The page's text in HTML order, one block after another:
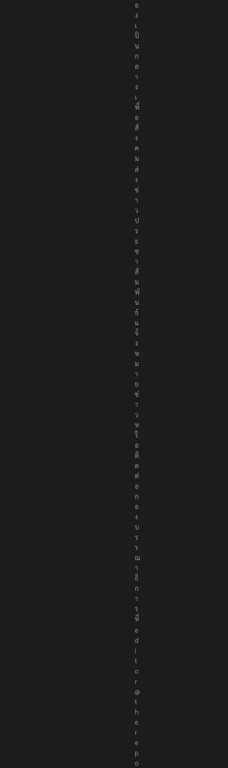
อ
ง
เ
ป็
น
ก
ล
า
ง
เ
พื่
อ
สั
ง
ค
ม
ส่
ง
ข่
า
ว
ป
ร
ะ
ช
า
สั
ม
พั
น
ธ์
แ
จ้
ง
ห
ม
า
ย
ข่
า
ว
ห
รื
อ
ติ
ด
ต่
อ
ก
อ
ง
บ
ร
ร
ณ
า
ธิ
ก
า
ร
ที่
e
d
i
t
o
r
@
t
h
e
r
e
p
o